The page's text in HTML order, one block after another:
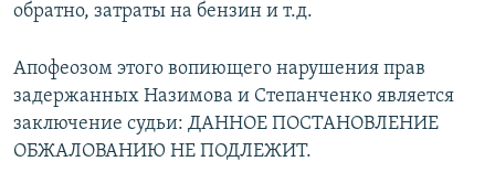
обратно, затраты на бензин и т.д.
Апофеозом этого вопиющего нарушения прав
задержанных Назимова и Степанченко является
заключение судьи: ДАННОЕ ПОСТАНОВЛЕНИЕ
ОБЖАЛОВАНИЮ НЕ ПОДЛЕЖИТ.